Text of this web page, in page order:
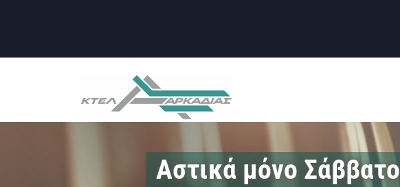
ΚΤΕΛ Ν. ΑΡΚΑΔΙΑΣ Α.Ε.
ΑΡΚΑΔΙΑΣ Α.Ε.
Αστικά μόνο Σάββατο